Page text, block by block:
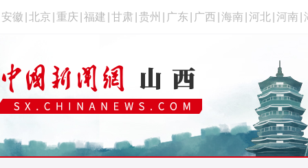
安徽 北京 重庆 福建 甘肃 贵州 广东 广西 海南 河北 河南